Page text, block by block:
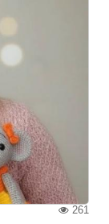
261